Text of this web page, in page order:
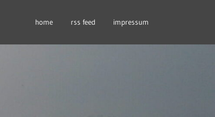
home rss feed impressum